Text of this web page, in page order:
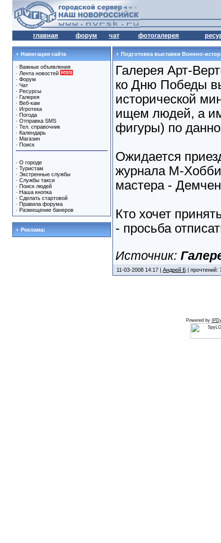
главная форум чат фотогалерея
Навигация сайта
· Важные объявления
· Лента новостей
· Форум
· Чат
· Ресурсы
· Галерея
· Веб-кам
· Игротека
· Погода
· Отправка SMS
· Тел. справочник
· Календарь
· Магазин
· Поиск
· О городе
· Туристам
· Экстренные службы
· Службы такси
· Поиск людей
· Наша кнопка
· Сделать стартовой
· Правила форума
· Размещение банеров
Реклама:
Подготовка выставки Военно-
Галерея Арт-
ко Дню Победы
исторической
ищем людей, а
фигуры) по
Ожидается
журнала М-
мастера -
Кто хочет
- просьба
Источник:
11-03-2008 14:17 | Андрей Б| прочтений:
Powered by